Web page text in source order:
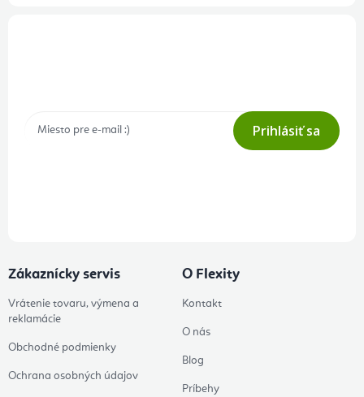
Prihlásiť sa
Zákaznícky servis
Vrátenie tovaru, výmena a
reklamácie
Obchodné podmienky
Ochrana osobných údajov
O Flexity
Kontakt
O nás
Blog
Príbehy